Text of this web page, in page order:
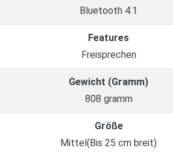
Bluetooth 4.1
Features
Freisprechen
Gewicht (Gramm)
808 gramm
Größe
Mittel(Bis 25 cm breit)